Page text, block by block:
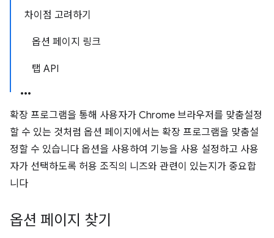
차이점 고려하기
옵션 페이지 링크
탭 API
확장 프로그램을 통해 사용자가 Chrome 브라우저를 맞춤설정
할 수 있는 것처럼 옵션 페이지에서는 확장 프로그램을 맞춤설
정할 수 있습니다 옵션을 사용하여 기능을 사용 설정하고 사용
자가 선택하도록 허용 조직의 니즈와 관련이 있는지가 중요합
니다
옵션 페이지 찾기